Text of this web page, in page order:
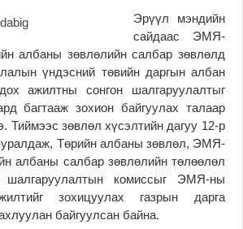
Эрүүл мэндийн
сайдаас ЭМЯ-
албаны зөвлөлийн салбар зөвлөлд
үндэсний төвийн даргын албан
ажилтны сонгон шалгаруулалтыг
багтааж зохион байгуулах талаар
Тиймээс зөвлөл хүсэлтийн дагуу 12-р
Төрийн албаны зөвлөл, ЭМЯ-
албаны салбар зөвлөлийн төлөөлөл
шалгаруулалтын комиссыг ЭМЯ-ны
зохицуулах газрын дарга
байгуулсан байна.